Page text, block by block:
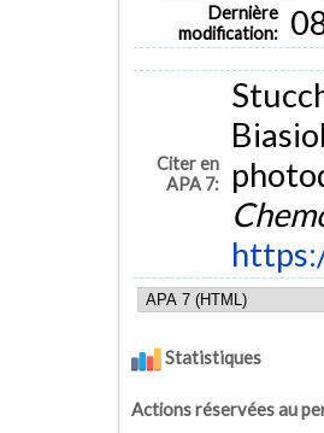
Dernière
modification:
Citer en
APA 7:
Statistiques
Actions réservées au